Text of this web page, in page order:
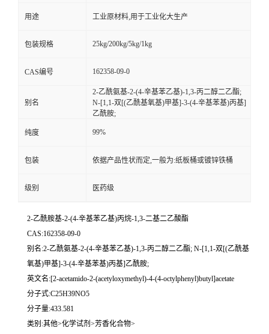
用途 工业原材料,用于工业化大生产
包装规格 25kg/200kg/5kg/1kg
CAS编号 162358-09-0
别名
2-乙酰氨基-2-(4-辛基苯乙基)-1,3-丙二醇二乙酯;
N-[1,1-双[(乙酰基氧基)甲基]-3-(4-辛基苯基)丙基]
乙酰胺;
纯度 99%
包装 依据产品性状而定,一般为:纸板桶或镀锌铁桶
级别 医药级
2-乙酰胺基-2-(4-辛基苯乙基)丙烷-1,3-二基二乙酸酯
CAS:162358-09-0
别名:2-乙酰氨基-2-(4-辛基苯乙基)-1,3-丙二醇二乙酯; N-[1,1-双[(乙酰基
氧基)甲基]-3-(4-辛基苯基)丙基]乙酰胺;
英文名:[2-acetamido-2-(acetyloxymethyl)-4-(4-octylphenyl)butyl]acetate
分子式:C25H39NO5
分子量:433.581
类别:其他>化学试剂>芳香化合物>